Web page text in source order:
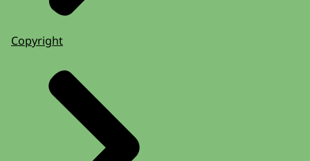
Copyright